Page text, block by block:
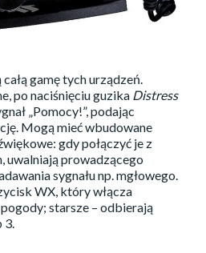
gamę tych urządzeń.
po naciśnięciu guzika Distress
„Pomocy!”, podając
Mogą mieć wbudowane
gdy połączyć je z
uwalniają prowadzącego
sygnału np. mgłowego.
WX, który włącza
starsze – odbierają
3.